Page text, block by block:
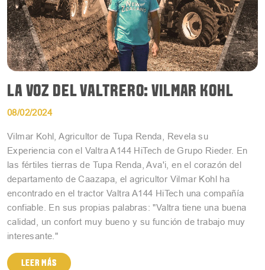
LA VOZ DEL VALTRERO: VILMAR KOHL
08/02/2024
Vilmar Kohl, Agricultor de Tupa Renda, Revela su
Experiencia con el Valtra A144 HiTech de Grupo Rieder. En
las fértiles tierras de Tupa Renda, Ava'i, en el corazón del
departamento de Caazapa, el agricultor Vilmar Kohl ha
encontrado en el tractor Valtra A144 HiTech una compañía
confiable. En sus propias palabras: "Valtra tiene una buena
calidad, un confort muy bueno y su función de trabajo muy
interesante."
LEER MÁS